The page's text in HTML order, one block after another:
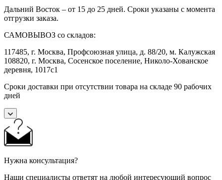
Дальний Восток – от 15 до 25 дней. Сроки указаны с момента
отгрузки заказа.
САМОВЫВОЗ со складов:
117485, г. Москва, Профсоюзная улица, д. 88/20, м. Калужская
108820, г. Москва, Сосенское поселение, Николо-Хованское
деревня, 1017с1
Сроки доставки при отсутствии товара на складе 90 рабочих
дней
Нужна консультация?
Наши специалисты ответят на любой интересующий вопрос